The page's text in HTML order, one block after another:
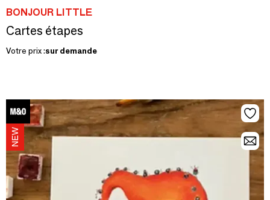
BONJOUR LITTLE
Cartes étapes
Votre prix :sur demande